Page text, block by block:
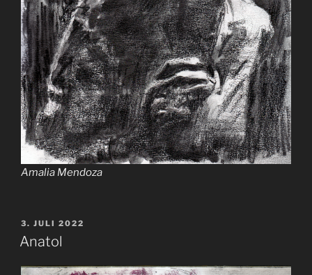
Amalia Mendoza
VERÖFFENTLICHT
AM
3. JULI 2022
Anatol